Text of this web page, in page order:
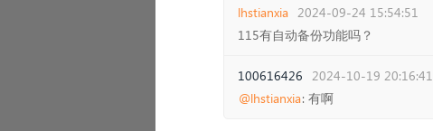
lhstianxia 2024-09-24 15:54:51
115有自动备份功能吗？
100616426 2024-10-19 20:16:41
@lhstianxia: 有啊